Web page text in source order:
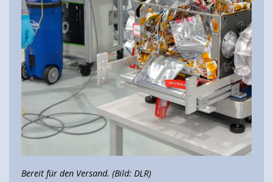
Bereit für den Versand. (Bild: DLR)